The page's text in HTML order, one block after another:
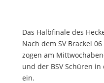
Das Halbfinale des
Nach dem SV Brackel
zogen am
und der BSV Schüren
ein.